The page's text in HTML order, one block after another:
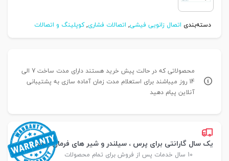
دسته‌بندی اتصال زانویی فیشی, اتصالات فشاری,کوپلینگ و اتصالات
محصولاتی که در حالت پیش خرید هستند دارای مدت ساخت 7 الی
14 روز میباشند برای استعلام مدت زمان آماده سازی به پشتیبانی
آنلاین پیام دهید
یک سال گارانتی برای پرس ، سیلندر و شیر های فرمان پارس
10 سال خدمات پس از فروش برای تمام محصولات